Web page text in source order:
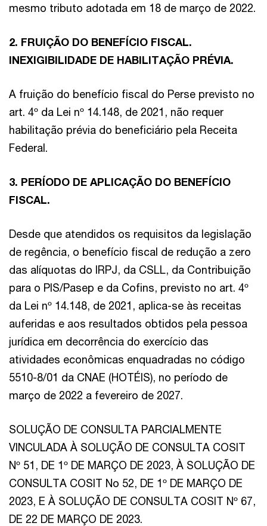
mesmo tributo adotada em 18 de março de 2022.
2. FRUIÇÃO DO BENEFÍCIO FISCAL.
INEXIGIBILIDADE DE HABILITAÇÃO PRÉVIA.
A fruição do benefício fiscal do Perse previsto no
art. 4º da Lei nº 14.148, de 2021, não requer
habilitação prévia do beneficiário pela Receita
Federal.
3. PERÍODO DE APLICAÇÃO DO BENEFÍCIO
FISCAL.
Desde que atendidos os requisitos da legislação
de regência, o benefício fiscal de redução a zero
das alíquotas do IRPJ, da CSLL, da Contribuição
para o PIS/Pasep e da Cofins, previsto no art. 4º
da Lei nº 14.148, de 2021, aplica-se às receitas
auferidas e aos resultados obtidos pela pessoa
jurídica em decorrência do exercício das
atividades econômicas enquadradas no código
5510-8/01 da CNAE (HOTÉIS), no período de
março de 2022 a fevereiro de 2027.
SOLUÇÃO DE CONSULTA PARCIALMENTE
VINCULADA À SOLUÇÃO DE CONSULTA COSIT
Nº 51, DE 1º DE MARÇO DE 2023, À SOLUÇÃO DE
CONSULTA COSIT No 52, DE 1º DE MARÇO DE
2023, E À SOLUÇÃO DE CONSULTA COSIT Nº 67,
DE 22 DE MARÇO DE 2023.